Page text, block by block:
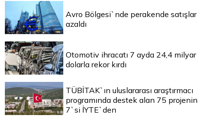
Avro Bölgesi`nde perakende satışlar
azaldı
Otomotiv ihracatı 7 ayda 24,4 milyar
dolarla rekor kırdı
TÜBİTAK`ın uluslararası araştırmacı
programında destek alan 75 projenin
7`si İYTE`den